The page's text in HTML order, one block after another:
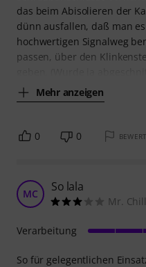
das beim Abisolieren der
dünn ausfallen, daß man
hochwertigen Signalweg
passen, über den
Mehr anzeigen
0 0
MC So lala
Mr.
So für gelegentlichen
Verarbeitung